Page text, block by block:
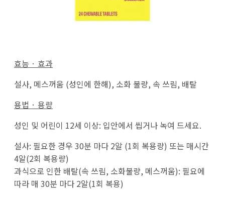
효능 · 효과
설사, 메스꺼움 (성인에 한해), 소화 불량, 속 쓰림, 배탈
용법 · 용량
성인 및 어린이 12세 이상: 입안에서 씹거나 녹여 드세요.
설사: 필요한 경우 30분 마다 2알 (1회 복용량) 또는 매시간
4알(2회 복용량)
과식으로 인한 배탈(속 쓰림, 소화불량, 메스꺼움): 필요에
따라 매 30분 마다 2알(1회 복용)